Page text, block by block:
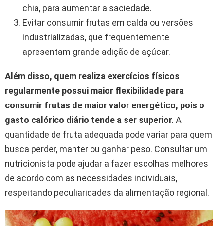
chia, para aumentar a saciedade.
Evitar consumir frutas em calda ou versões
industrializadas, que frequentemente
apresentam grande adição de açúcar.
Além disso, quem realiza exercícios físicos
regularmente possui maior flexibilidade para
consumir frutas de maior valor energético, pois o
gasto calórico diário tende a ser superior. A
quantidade de fruta adequada pode variar para quem
busca perder, manter ou ganhar peso. Consultar um
nutricionista pode ajudar a fazer escolhas melhores
de acordo com as necessidades individuais,
respeitando peculiaridades da alimentação regional.